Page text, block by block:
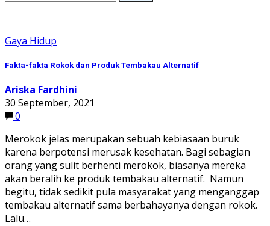
Gaya Hidup
Fakta-fakta Rokok dan Produk Tembakau Alternatif
Ariska Fardhini
30 September, 2021
0
Merokok jelas merupakan sebuah kebiasaan buruk
karena berpotensi merusak kesehatan. Bagi sebagian
orang yang sulit berhenti merokok, biasanya mereka
akan beralih ke produk tembakau alternatif. Namun
begitu, tidak sedikit pula masyarakat yang menganggap
tembakau alternatif sama berbahayanya dengan rokok.
Lalu…